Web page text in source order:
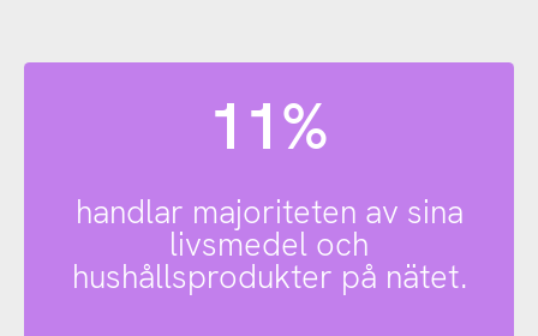
11%
handlar majoriteten av sina
livsmedel och
hushållsprodukter på nätet.